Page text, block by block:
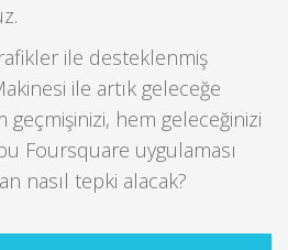
ile desteklenmiş
ile artık geleceğe
hem geleceğinizi
Foursquare uygulaması
nasıl tepki alacak?